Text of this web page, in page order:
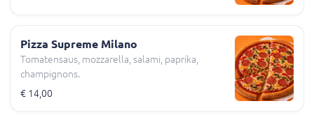
Pizza Supreme Milano
Tomatensaus, mozzarella, salami, paprika,
champignons.
€ 14,00